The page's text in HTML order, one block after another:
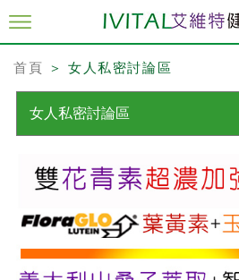
首頁 ＞ 女人私密討論區